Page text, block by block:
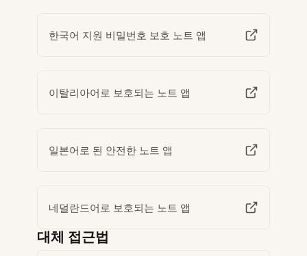
한국어 지원 비밀번호 보호 노트 앱
이탈리아어로 보호되는 노트 앱
일본어로 된 안전한 노트 앱
네덜란드어로 보호되는 노트 앱
대체 접근법